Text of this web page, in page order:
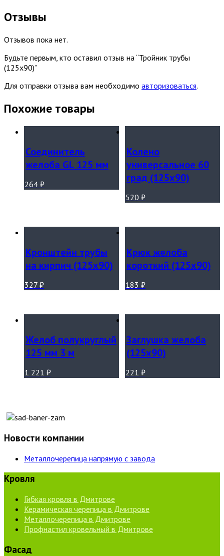
Отзывы
Отзывов пока нет.
Будьте первым, кто оставил отзыв на “Тройник трубы
(125х90)”
Для отправки отзыва вам необходимо авторизоваться.
Похожие товары
Соединитель
желоба GL 125 мм
264 ₽
Колено
универсальное 60
град (125х90)
520 ₽
Кронштейн трубы
на кирпич (125х90)
327 ₽
Крюк желоба
короткий (125х90)
183 ₽
Желоб полукруглый
125 мм 3 м
1 221 ₽
Заглушка желоба
(125х90)
221 ₽
Новости компании
Металлочерепица напрямую с завода
Кровля
Гибкая кровля в Дмитрове
Керамическая черепица в Дмитрове
Металлочерепица в Дмитрове
Профнастил кровельный в Дмитрове
Фасад